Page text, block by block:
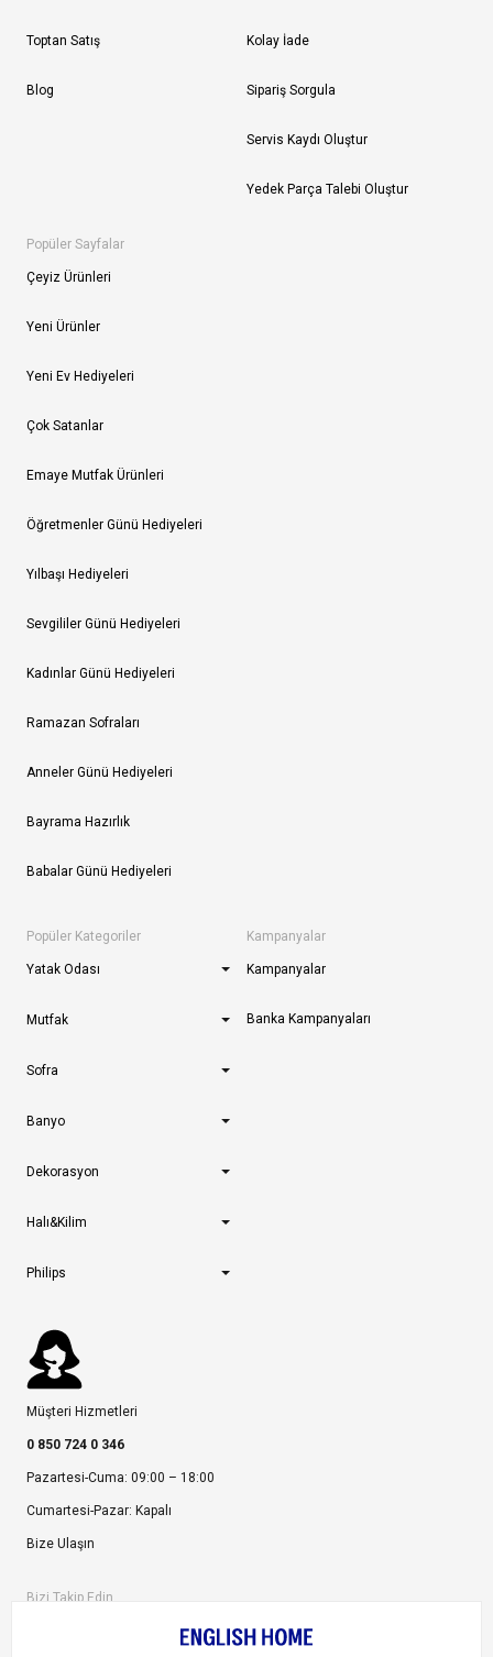
Toptan Satış
Blog
Kolay İade
Sipariş Sorgula
Servis Kaydı Oluştur
Yedek Parça Talebi Oluştur
Popüler Sayfalar
Çeyiz Ürünleri
Yeni Ürünler
Yeni Ev Hediyeleri
Çok Satanlar
Emaye Mutfak Ürünleri
Öğretmenler Günü Hediyeleri
Yılbaşı Hediyeleri
Sevgililer Günü Hediyeleri
Kadınlar Günü Hediyeleri
Ramazan Sofraları
Anneler Günü Hediyeleri
Bayrama Hazırlık
Babalar Günü Hediyeleri
Popüler Kategoriler
Yatak Odası
Mutfak
Sofra
Banyo
Dekorasyon
Halı&Kilim
Philips
Kampanyalar
Kampanyalar
Banka Kampanyaları
Müşteri Hizmetleri
0 850 724 0 346
Pazartesi-Cuma: 09:00 – 18:00
Cumartesi-Pazar: Kapalı
Bize Ulaşın
Bizi Takip Edin